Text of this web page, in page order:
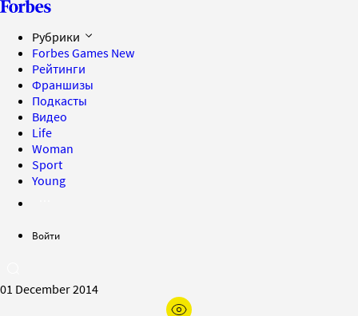
Рубрики
Forbes Games New
Рейтинги
Франшизы
Подкасты
Видео
Life
Woman
Sport
Young
Войти
01 December 2014